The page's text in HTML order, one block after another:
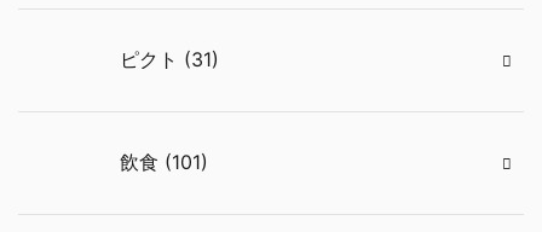
ピクト (31)
飲食 (101)